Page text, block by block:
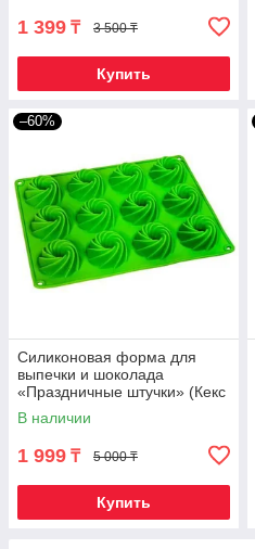
1 399 ₸ 3 500 ₸
Купить
–60%
Силиконовая форма для
выпечки и шоколада
«Праздничные штучки» (Кекс
фигурный)
В наличии
1 999 ₸ 5 000 ₸
Купить